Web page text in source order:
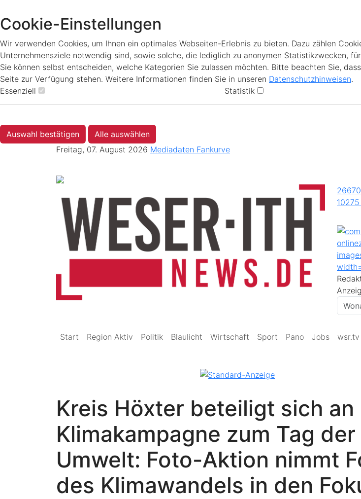
Cookie-Einstellungen
Wir verwenden Cookies, um Ihnen ein optimales Webseiten-Erlebnis zu bieten. Dazu zählen
Unternehmensziele notwendig sind, sowie solche, die lediglich zu anonymen Statistikzwecken,
Sie können selbst entscheiden, welche Kategorien Sie zulassen möchten. Bitte beachten Sie,
Seite zur Verfügung stehen. Weitere Informationen finden Sie in unseren Datenschutzhinweisen.
Essenziell
Statistik
Auswahl bestätigen
Alle auswählen
Freitag, 07. August 2026 Mediadaten Fankurve
Start Region Aktiv Politik Blaulicht Wirtschaft Sport Pano Jobs wsr.tv
Kreis Höxter beteiligt sich an
Klimakampagne zum Tag der
Umwelt: Foto-Aktion nimmt
des Klimawandels in den